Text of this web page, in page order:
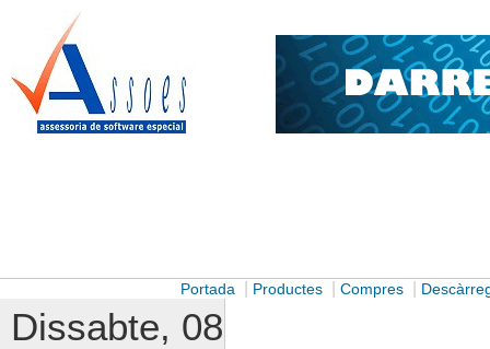
Portada Productes Compres
Dissabte, 08